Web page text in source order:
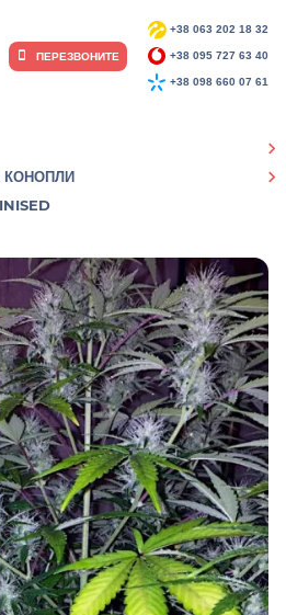
+38 063 202 18 32
+38 095 727 63 40
+38 098 660 07 61
ПЕРЕЗВОНИТЕ